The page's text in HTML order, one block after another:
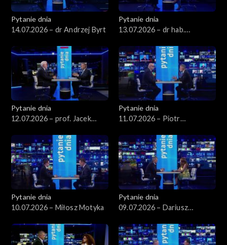
Pytanie dnia
14.07.2026 – dr Andrzej Byrt
Pytanie dnia
13.07.2026 – dr hab.
Pytanie dnia
12.07.2026 – prof. Jacek
Pytanie dnia
11.07.2026 – Piotr
Pytanie dnia
10.07.2026 – Miłosz Motyka
Pytanie dnia
09.07.2026 – Dariusz